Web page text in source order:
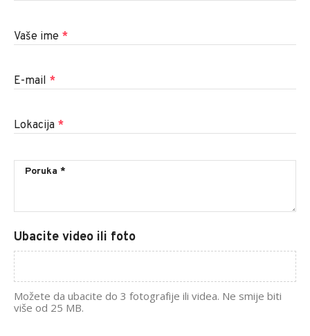
Vaše ime *
E-mail *
Lokacija *
Ubacite video ili foto
Možete da ubacite do 3 fotografije ili videa. Ne smije biti
više od 25 MB.